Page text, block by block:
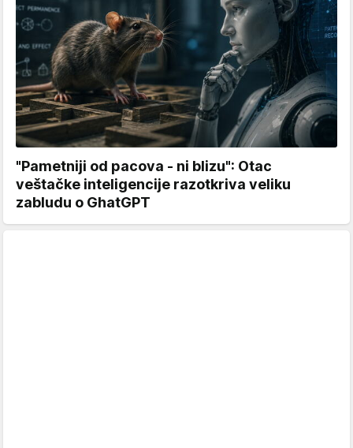
"Pametniji od pacova - ni blizu": Otac
veštačke inteligencije razotkriva veliku
zabludu o GhatGPT